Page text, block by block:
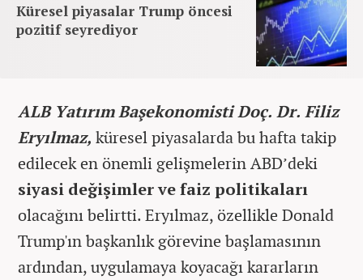
Küresel piyasalar Trump öncesi
pozitif seyrediyor
ALB Yatırım Başekonomisti Doç. Dr. Filiz
Eryılmaz, küresel piyasalarda bu hafta takip
edilecek en önemli gelişmelerin ABD’deki
siyasi değişimler ve faiz politikaları
olacağını belirtti. Eryılmaz, özellikle Donald
Trump'ın başkanlık görevine başlamasının
ardından, uygulamaya koyacağı kararların